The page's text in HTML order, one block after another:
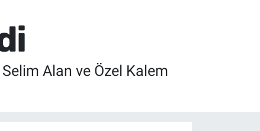
Selim Alan ve Özel Kalem